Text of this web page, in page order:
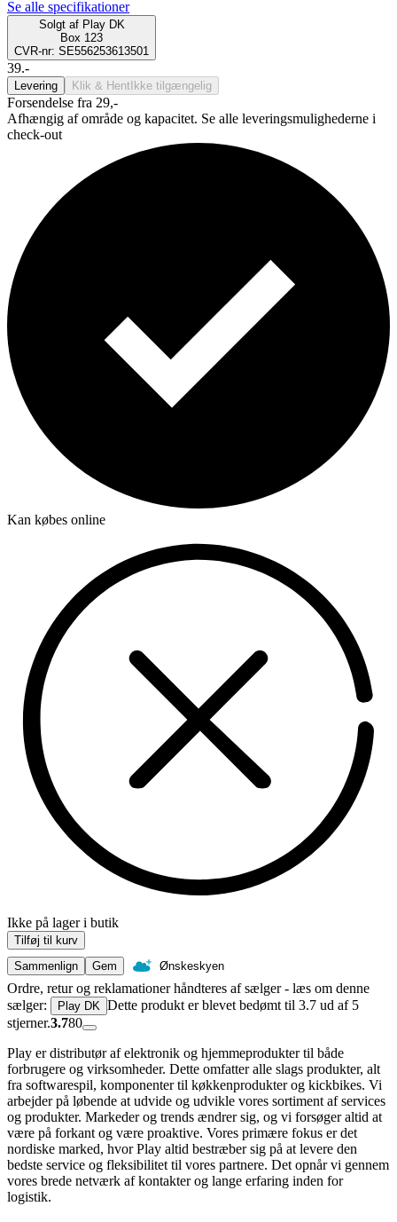
Se alle specifikationer
Solgt af Play DK
Box 123
CVR-nr: SE556253613501
39.-
Levering Klik & Hent Ikke tilgængelig
Forsendelse fra 29,-
Afhængig af område og kapacitet. Se alle leveringsmulighederne i
check-out
Kan købes online
Ikke på lager i butik
Tilføj til kurv
Sammenlign
Gem Ønskeskyen
Ordre, retur og reklamationer håndteres af sælger - læs om denne
sælger:
Play DK Dette produkt er blevet bedømt til 3.7 ud af 5
stjerner.3.780
Play er distributør af elektronik og hjemmeprodukter til både
forbrugere og virksomheder. Dette omfatter alle slags produkter, alt
fra softwarespil, komponenter til køkkenprodukter og kickbikes. Vi
arbejder på løbende at udvide og udvikle vores sortiment af services
og produkter. Markeder og trends ændrer sig, og vi forsøger altid at
være på forkant og være proaktive. Vores primære fokus er det
nordiske marked, hvor Play altid bestræber sig på at levere den
bedste service og fleksibilitet til vores partnere. Det opnår vi gennem
vores brede netværk af kontakter og lange erfaring inden for
logistik.